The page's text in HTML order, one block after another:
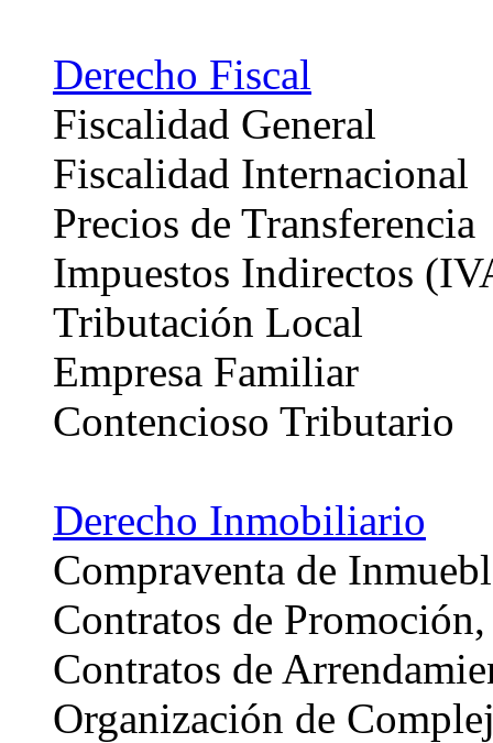
Derecho Fiscal
Fiscalidad General
Fiscalidad Internacional
Precios de Transferencia
Impuestos Indirectos
Tributación Local
Empresa Familiar
Contencioso Tributario
Derecho Inmobiliario
Compraventa de
Contratos de
Contratos de
Organización de